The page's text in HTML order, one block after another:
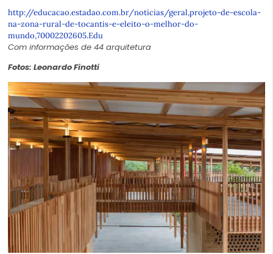
http://educacao.estadao.com.br/noticias/geral,projeto-de-escola-
na-zona-rural-de-tocantis-e-eleito-o-melhor-do-
mundo,70002202605.Edu
Com informações de 44 arquitetura
Fotos: Leonardo Finotti